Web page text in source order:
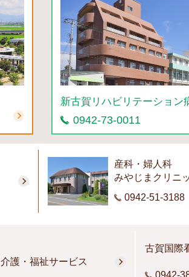
新古賀リハビリテーション
0942-73-0011
産科・婦人科
みやじまクリニ
0942-51-3188
介護・福祉サービス
古賀国際
0942-